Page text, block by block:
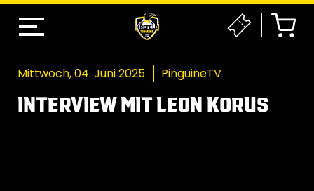
Mittwoch, 04. Juni 2025 PinguineTV
INTERVIEW MIT LEON KORUS